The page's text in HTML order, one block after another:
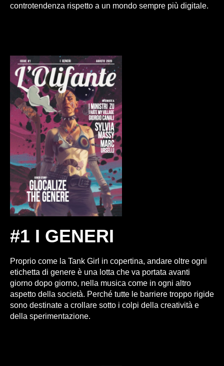
controtendenza rispetto a un mondo sempre più digitale.
#1 I GENERI
Proprio come la Tank Girl in copertina, andare oltre ogni
etichetta di genere è una lotta che va portata avanti
giorno dopo giorno, nella musica come in ogni altro
aspetto della società. Perché tutte le barriere troppo rigide
sono destinate a crollare sotto i colpi della creatività e
della sperimentazione.